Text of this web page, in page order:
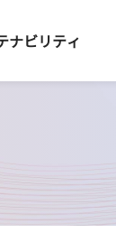
ナビリティ